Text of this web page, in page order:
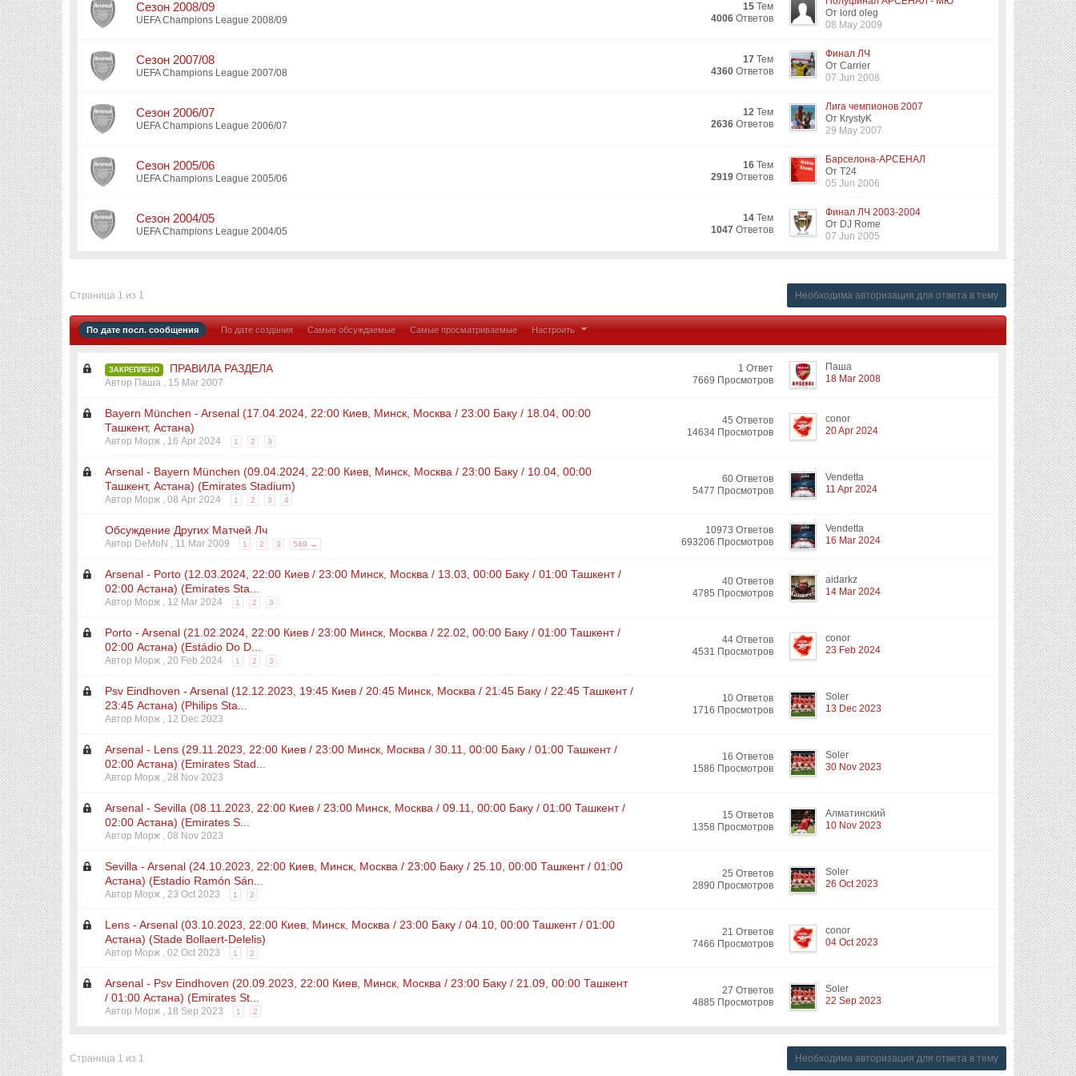
Сезон 2008/09
UEFA Champions League 2008/09
15 Тем
4006 Ответов
От lord oleg
08 May 2009
Сезон 2007/08
UEFA Champions League 2007/08
17 Тем
4360 Ответов
Финал ЛЧ
От Carrier
07 Jun 2008
Сезон 2006/07
UEFA Champions League 2006/07
12 Тем
2636 Ответов
Лига чемпионов 2007
От КrystyK
29 May 2007
Сезон 2005/06
UEFA Champions League 2005/06
16 Тем
2919 Ответов
Барселона-АРСЕНАЛ
От T24
05 Jun 2006
Сезон 2004/05
UEFA Champions League 2004/05
14 Тем
1047 Ответов
Финал ЛЧ 2003-2004
От DJ Rome
07 Jun 2005
Страница 1 из 1 Необходима авторизация для ответа в тему
По дате посл. сообщения По дате создания Самые обсуждаемые Самые просматриваемые Настроить
ЗАКРЕПЛЕНО ПРАВИЛА РАЗДЕЛА
Автор Паша , 15 Mar 2007
1 Ответ
7669 Просмотров
Паша
18 Mar 2008
Bayern München - Arsenal (17.04.2024, 22:00 Киев, Минск, Москва / 23:00 Баку / 18.04, 00:00
Ташкент, Астана)
Автор Морж , 16 Apr 2024 1 2 3
45 Ответов
14634 Просмотров
conor
20 Apr 2024
Arsenal - Bayern München (09.04.2024, 22:00 Киев, Минск, Москва / 23:00 Баку / 10.04, 00:00
Ташкент, Астана) (Emirates Stadium)
Автор Морж ,08 Apr 2024 1 2 3 4
60 Ответов
5477 Просмотров
Vendetta
11 Apr 2024
Обсуждение Других Матчей Лч
Автор DeMoN , 11 Mar 2009 1 2 3 549 →
10973 Ответов
693206 Просмотров
Vendetta
16 Mar 2024
Arsenal - Porto (12.03.2024, 22:00 Киев / 23:00 Минск, Москва / 13.03, 00:00 Баку / 01:00 Ташкент /
02:00 Астана) (Emirates Sta...
Автор Морж , 12 Mar 2024 1 2 3
40 Ответов
4785 Просмотров
aidarkz
14 Mar 2024
Porto - Arsenal (21.02.2024, 22:00 Киев / 23:00 Минск, Москва / 22.02, 00:00 Баку / 01:00 Ташкент /
02:00 Астана) (Estádio Do D...
Автор Морж ,20 Feb 2024 1 2 3
44 Ответов
4531 Просмотров
conor
23 Feb 2024
Psv Eindhoven - Arsenal (12.12.2023, 19:45 Киев / 20:45 Минск, Москва / 21:45 Баку / 22:45 Ташкент /
23:45 Астана) (Philips Sta...
Автор Морж , 12 Dec 2023
10 Ответов
1716 Просмотров
Soler
13 Dec 2023
Arsenal - Lens (29.11.2023, 22:00 Киев / 23:00 Минск, Москва / 30.11, 00:00 Баку / 01:00 Ташкент /
02:00 Астана) (Emirates Stad...
Автор Морж ,28 Nov 2023
16 Ответов
1586 Просмотров
Soler
30 Nov 2023
Arsenal - Sevilla (08.11.2023, 22:00 Киев / 23:00 Минск, Москва / 09.11, 00:00 Баку / 01:00 Ташкент /
02:00 Астана) (Emirates S...
Автор Морж ,08 Nov 2023
15 Ответов
1358 Просмотров
Алматинский
10 Nov 2023
Sevilla - Arsenal (24.10.2023, 22:00 Киев, Минск, Москва / 23:00 Баку / 25.10, 00:00 Ташкент / 01:00
Астана) (Estadio Ramón Sán...
Автор Морж ,23 Oct 2023 1 2
25 Ответов
2890 Просмотров
Soler
26 Oct 2023
Lens - Arsenal (03.10.2023, 22:00 Киев, Минск, Москва / 23:00 Баку / 04.10, 00:00 Ташкент / 01:00
Астана) (Stade Bollaert-Delelis)
Автор Морж ,02 Oct 2023 1 2
21 Ответов
7466 Просмотров
conor
04 Oct 2023
Arsenal - Psv Eindhoven (20.09.2023, 22:00 Киев, Минск, Москва / 23:00 Баку / 21.09, 00:00 Ташкент
/ 01:00 Астана) (Emirates St...
Автор Морж , 18 Sep 2023 1 2
27 Ответов
4885 Просмотров
Soler
22 Sep 2023
Страница 1 из 1 Необходима авторизация для ответа в тему